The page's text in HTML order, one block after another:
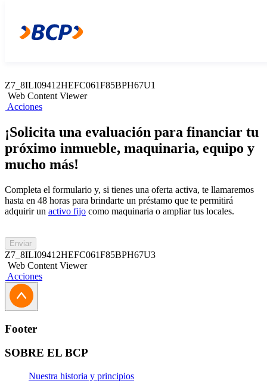
Acciones
Z7_8ILI09412HEFC061F85BPH67U1
Web Content Viewer
Acciones
¡Solicita una evaluación para financiar tu
próximo inmueble, maquinaria, equipo y
mucho más!
Completa el formulario y, si tienes una oferta activa, te llamaremos
hasta en 48 horas para brindarte un préstamo que te permitirá
adquirir un activo fijo como maquinaria o ampliar tus locales​.
Enviar
Z7_8ILI09412HEFC061F85BPH67U3
Web Content Viewer
Acciones
Footer
SOBRE EL BCP
Nuestra historia y principios